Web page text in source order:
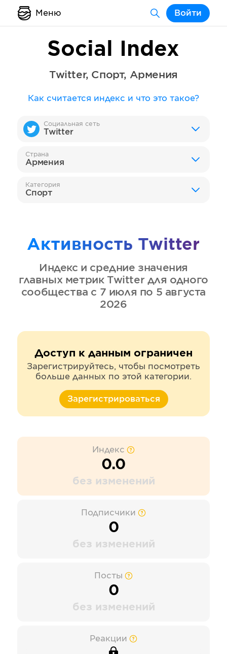
Меню Войти
Social Index
Twitter, Спорт, Армения
Как считается индекс и что это такое?
Социальная сеть
Twitter
Страна
Армения
Категория
Спорт
Активность Twitter
Индекс и средние значения
главных метрик Twitter для одного
сообщества с 7 июля по 5 августа
2026
Доступ к данным ограничен
Зарегистрируйтесь, чтобы посмотреть
больше данных по этой категории.
Зарегистрироваться
Индекс
0.0
без изменений
Подписчики
0
без изменений
Посты
0
без изменений
Реакции